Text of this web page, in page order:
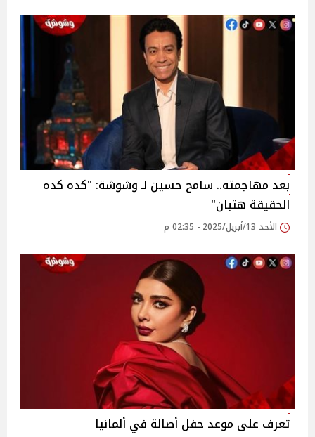
بعد مهاجمته.. سامح حسين لـ وشوشة: "كده كده
الحقيقة هتبان"
الأحد 13/أبريل/2025 - 02:35 م
تعرف على موعد حفل أصالة في ألمانيا